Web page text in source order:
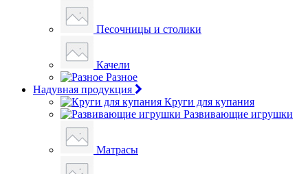
Песочницы и столики
Качели
Разное
Надувная продукция
Круги для купания
Развивающие игрушки
Матрасы